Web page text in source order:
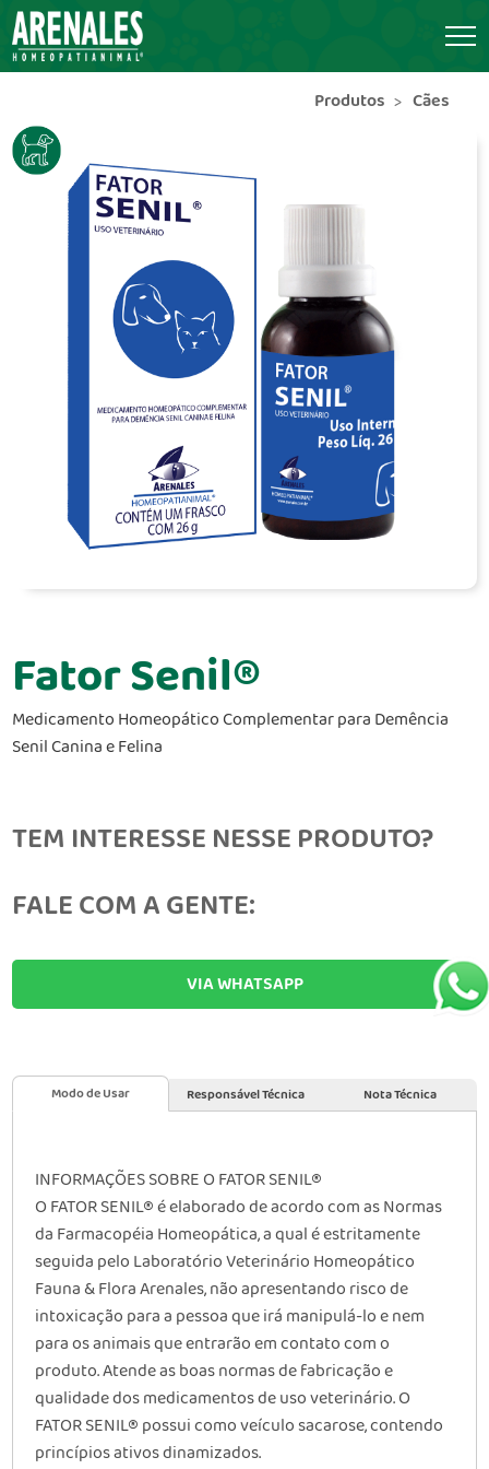
Produtos Cães
Fator Senil®
Medicamento Homeopático Complementar para Demência
Senil Canina e Felina
TEM INTERESSE NESSE PRODUTO?
FALE COM A GENTE:
VIA WHATSAPP
Modo de Usar Responsável Técnica Nota Técnica
INFORMAÇÕES SOBRE O FATOR SENIL®
O FATOR SENIL® é elaborado de acordo com as Normas
da Farmacopéia Homeopática, a qual é estritamente
seguida pelo Laboratório Veterinário Homeopático
Fauna & Flora Arenales, não apresentando risco de
intoxicação para a pessoa que irá manipulá-lo e nem
para os animais que entrarão em contato com o
produto. Atende as boas normas de fabricação e
qualidade dos medicamentos de uso veterinário. O
FATOR SENIL® possui como veículo sacarose, contendo
princípios ativos dinamizados.